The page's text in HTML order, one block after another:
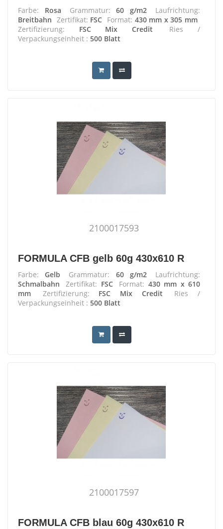
Farbe: Rosa Grammatur:60 g/m2
Laufrichtung:
Breitbahn Zertifikat: FSC Format: 430 mm x 305 mm
Zertifizierung: FSC Mix Credit
Ries /
Verpackungseinheit : 500 Blatt
2100017593
FORMULA CFB gelb 60g 430x610 R
Farbe: Gelb Grammatur: 60 g/m2
Laufrichtung:
Schmalbahn
Zertifikat: FSC Format: 430 mm x 610
mm
Zertifizierung: FSC Mix Credit
Ries /
Verpackungseinheit : 500 Blatt
2100017597
FORMULA CFB blau 60g 430x610 R